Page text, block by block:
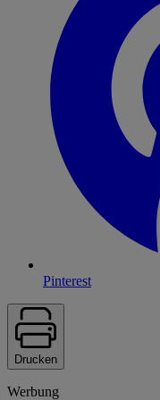
Pinterest
Drucken
Werbung